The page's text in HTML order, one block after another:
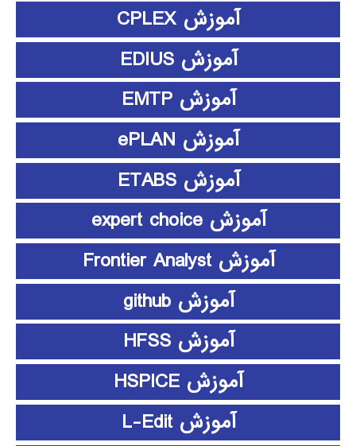
آموزش CPLEX
آموزش EDIUS
آموزش EMTP
آموزش ePLAN
آموزش ETABS
آموزش expert choice
آموزش Frontier Analyst
آموزش github
آموزش HFSS
آموزش HSPICE
آموزش L-Edit